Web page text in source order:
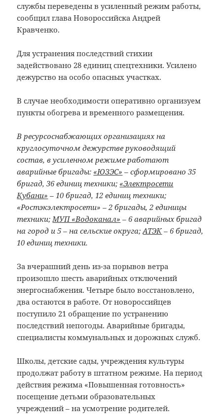
службы переведены в усиленный режим работы,
сообщил глава Новороссийска Андрей
Кравченко.
Для устранения последствий стихии
задействовано 28 единиц спецтехники. Усилено
дежурство на особо опасных участках.
В случае необходимости оперативно организуем
пункты обогрева и временного размещения.
В ресурсоснабжающих организациях на
круглосуточном дежурстве руководящий
состав, в усиленном режиме работают
аварийные бригады: «ЮЗЭС» – сформировано 35
бригад, 36 единиц техники; «Электросети
Кубани» – 10 бригад, 12 единиц техники;
«Ростэкэлектросети» – 2 бригады, 2 единицы
техники; МУП «Водоканал» – 6 аварийных бригад
на город и 5 – на сельские округа;АТЭК – 6 бригад,
10 единиц техники.
За вчерашний день из-за порывов ветра
произошло шесть аварийных отключений
энергоснабжения. Четыре было восстановлено,
два остаются в работе. От новороссийцев
поступило 21 обращение по устранению
последствий непогоды. Аварийные бригады,
специалисты коммунальных и дорожных служб.
Школы, детские сады, учреждения культуры
продолжат работу в штатном режиме. На период
действия режима «Повышенная готовность»
посещение детьми образовательных
учреждений – на усмотрение родителей.